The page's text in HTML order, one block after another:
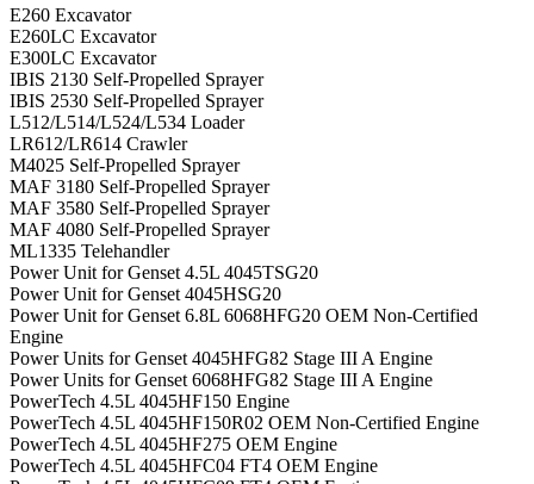
E260 Excavator
E260LC Excavator
E300LC Excavator
IBIS 2130 Self-Propelled Sprayer
IBIS 2530 Self-Propelled Sprayer
L512/L514/L524/L534 Loader
LR612/LR614 Crawler
M4025 Self-Propelled Sprayer
MAF 3180 Self-Propelled Sprayer
MAF 3580 Self-Propelled Sprayer
MAF 4080 Self-Propelled Sprayer
ML1335 Telehandler
Power Unit for Genset 4.5L 4045TSG20
Power Unit for Genset 4045HSG20
Power Unit for Genset 6.8L 6068HFG20 OEM Non-Certified
Engine
Power Units for Genset 4045HFG82 Stage III A Engine
Power Units for Genset 6068HFG82 Stage III A Engine
PowerTech 4.5L 4045HF150 Engine
PowerTech 4.5L 4045HF150R02 OEM Non-Certified Engine
PowerTech 4.5L 4045HF275 OEM Engine
PowerTech 4.5L 4045HFC04 FT4 OEM Engine